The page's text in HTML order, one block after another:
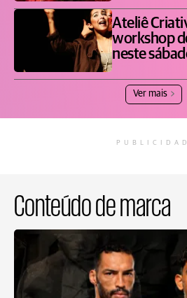
Ateliê
workshop
neste
Ver mais
Conteúdo de marca